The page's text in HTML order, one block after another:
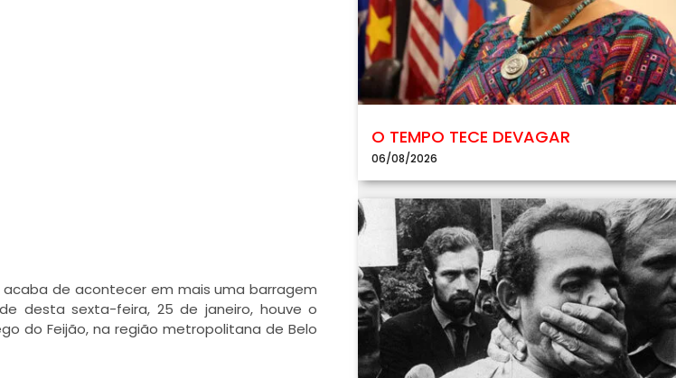
de acontecer em mais uma barragem
desta sexta-feira, 25 de janeiro, houve o
do Feijão, na região metropolitana de Belo
O TEMPO TECE DEVAGAR
06/08/2026